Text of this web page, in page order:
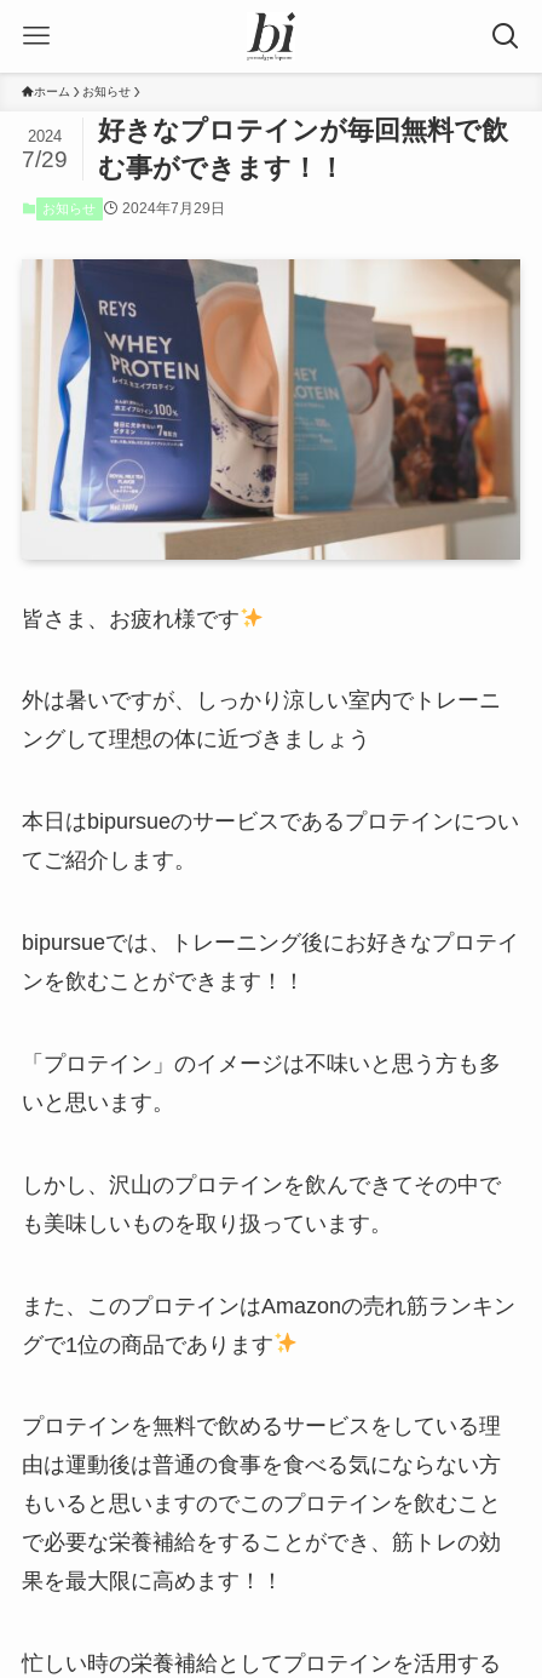
ホーム お知らせ
好きなプロテインが毎回無料で飲
む事ができます！！
2024
7/29
お知らせ 2024年7月29日
皆さま、お疲れ様です
外は暑いですが、しっかり涼しい室内でトレーニ
ングして理想の体に近づきましょう
本日はbipursueのサービスであるプロテインについ
てご紹介します。
bipursueでは、トレーニング後にお好きなプロテイ
ンを飲むことができます！！
「プロテイン」のイメージは不味いと思う方も多
いと思います。
しかし、沢山のプロテインを飲んできてその中で
も美味しいものを取り扱っています。
また、このプロテインはAmazonの売れ筋ランキン
グで1位の商品であります
プロテインを無料で飲めるサービスをしている理
由は運動後は普通の食事を食べる気にならない方
もいると思いますのでこのプロテインを飲むこと
で必要な栄養補給をすることができ、筋トレの効
果を最大限に高めます！！
忙しい時の栄養補給としてプロテインを活用する